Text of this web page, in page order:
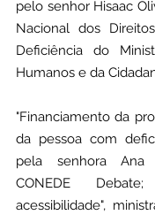
pelo senhor Hisaac
Nacional dos
Deficiência do
Humanos e da
"Financiamento da
da pessoa com
pela senhora
CONEDE
acessibilidade",